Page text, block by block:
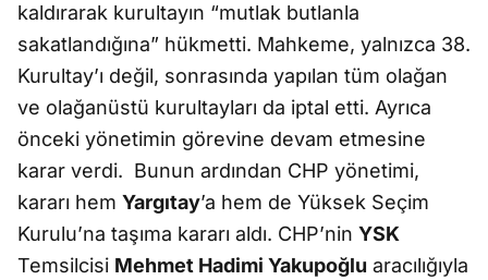
kaldırarak kurultayın “mutlak butlanla
sakatlandığına” hükmetti. Mahkeme, yalnızca 38.
Kurultay’ı değil, sonrasında yapılan tüm olağan
ve olağanüstü kurultayları da iptal etti. Ayrıca
önceki yönetimin görevine devam etmesine
karar verdi. Bunun ardından CHP yönetimi,
kararı hem Yargıtay’a hem de Yüksek Seçim
Kurulu’na taşıma kararı aldı. CHP’nin YSK
Temsilcisi Mehmet Hadimi Yakupoğlu aracılığıyla